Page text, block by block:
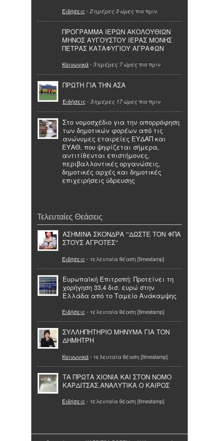
Ειδήσεις - 2 ημέρες 3 ώρες πιο πριν
ΠΡΟΓΡΑΜΜΑ ΙΕΡΩΝ ΑΚΟΛΟΥΘΙΩΝ
ΜΗΝΟΣ ΑΥΓΟΥΣΤΟΥ ΙΕΡΑΣ ΜΟΝΗΣ
ΠΕΤΡΑΣ ΚΑΤΑΦΥΓΙΟΥ ΑΓΡΑΦΩΝ
Κοινωνικά- 3 ημέρες 7 ώρες πιο πριν
ΠΡΩΤΗ ΓΙΑ ΤΗΝ ΑΣΑ
Ειδήσεις - 3 ημέρες 17 ώρες πιο πριν
Στο νομοσχέδιο για την απορρόφηση
των δημοτικών φορέων από τις
ανώνυμες εταιρείες ΕΥΔΑΠ και
ΕΥΑΘ, που ψηφίζεται σήμερα,
αντιτίθενται επιστήμονες,
περιβαλλοντικές οργανώσεις,
δημοτικές αρχές και δημοτικές
επιχειρήσεις ύδρευσης
Τελευταίες Θεάσεις
ΑΣΗΜΙΝΑ ΣΚΟΝΔΡΑ ''ΔΩΣΤΕ ΤΟΝ ΦΠΑ
ΣΤΟΥΣ ΑΓΡΟΤΕΣ''
Ειδήσεις - τελευταία θέαση [timestamp]
Eυρωπαϊκή Επιτροπή: Προτείνει τη
χορήγηση 33,4 δισ. ευρώ στην
Ελλάδα από το Ταμείο Ανάκαμψης
Ειδήσεις - τελευταία θέαση [timestamp]
ΣΥΛΛΗΠΗΤΗΡΙΟ ΜΗΝΥΜΑ ΓΙΑ ΤΟΝ
ΔΗΜΗΤΡΗ
Κοινωνικά- τελευταία θέαση [timestamp]
ΤΑ ΠΡΩΤΑ ΧΙΟΝΙΑ ΚΑΙ ΣΤΟΝ ΝΟΜΟ
ΚΑΡΔΙΤΣΑΣ.ΑΝΑΛΥΤΙΚΑ Ο ΚΑΙΡΟΣ
Ειδήσεις - τελευταία θέαση [timestamp]